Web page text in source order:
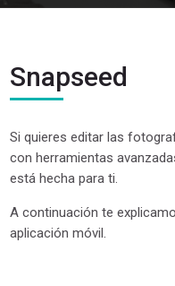
Snapseed
Si quieres editar las
con herramientas
está hecha para ti.
A continuación te
aplicación móvil.